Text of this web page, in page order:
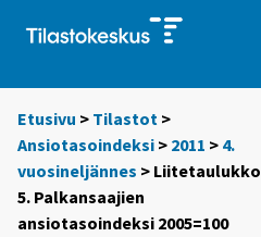
Etusivu > Tilastot >
Ansiotasoindeksi > 2011 > 4.
vuosineljännes > Liitetaulukko
5. Palkansaajien
ansiotasoindeksi 2005=100